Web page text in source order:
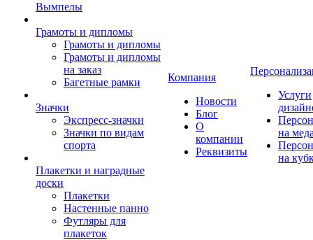
Вымпелы
Грамоты и дипломы
Грамоты и дипломы
Грамоты и дипломы
на заказ
Багетные рамки
Значки
Экспресс-значки
Значки по видам
спорта
Плакетки и наградные
доски
Плакетки
Настенные панно
Футляры для
плакеток
Компания
Новости
Блог
О
компании
Реквизиты
Услуги
на
на